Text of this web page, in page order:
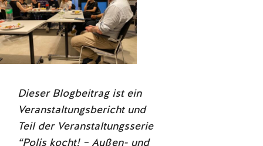
Dieser Blogbeitrag ist ein
Veranstaltungsbericht und
Teil der Veranstaltungsserie
“Polis kocht! – Außen- und